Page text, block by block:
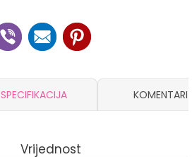
SPECIFIKACIJA KOMENTARI
Vrijednost